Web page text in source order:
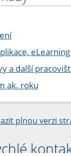
eLearning
a další
ak. roku
plnou verzi